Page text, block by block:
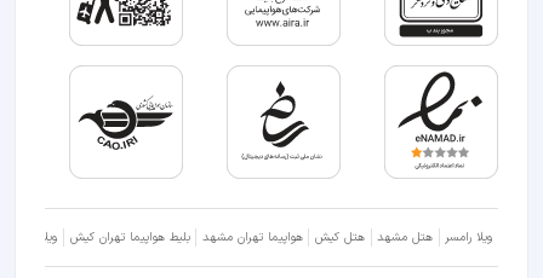
ویلا رامسر هتل مشهد هتل کیش هواپیما تهران مشهد بلیط هواپیما تهران کیش ویلا شمال